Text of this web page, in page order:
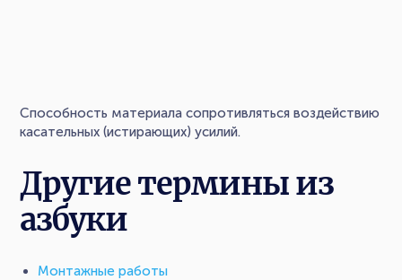
Способность материала сопротивляться воздействию
касательных (истирающих) усилий.
Другие термины из
азбуки
Монтажные работы